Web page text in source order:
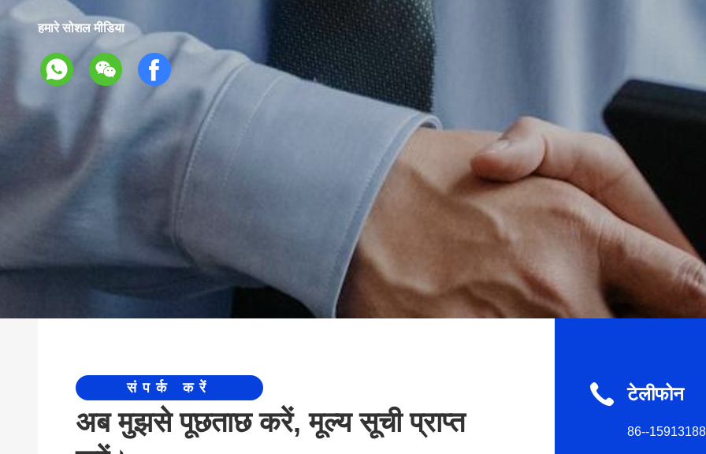
हमारे सोशल मीडिया
संपर्क करें
अब मुझसे पूछताछ करें, मूल्य सूची प्राप्त
टेलीफोन
86--